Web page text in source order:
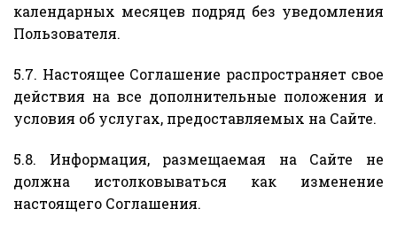
календарных месяцев подряд без уведомления
Пользователя.
5.7. Настоящее Соглашение распространяет свое
действия на все дополнительные положения и
условия об услугах, предоставляемых на Сайте.
5.8. Информация, размещаемая на Сайте не
должна истолковываться как изменение
настоящего Соглашения.